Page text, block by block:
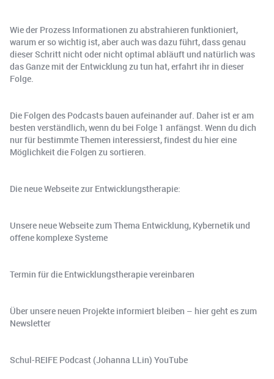
Wie der Prozess Informationen zu abstrahieren funktioniert,
warum er so wichtig ist, aber auch was dazu führt, dass genau
dieser Schritt nicht oder nicht optimal abläuft und natürlich was
das Ganze mit der Entwicklung zu tun hat, erfahrt ihr in dieser
Folge.
Die Folgen des Podcasts bauen aufeinander auf. Daher ist er am
besten verständlich, wenn du bei Folge 1 anfängst. Wenn du dich
nur für bestimmte Themen interessierst, findest du hier eine
Möglichkeit die Folgen zu sortieren.
Die neue Webseite zur Entwicklungstherapie:
Unsere neue Webseite zum Thema Entwicklung, Kybernetik und
offene komplexe Systeme
Termin für die Entwicklungstherapie vereinbaren
Über unsere neuen Projekte informiert bleiben – hier geht es zum
Newsletter
Schul-REIFE Podcast (Johanna LLin) YouTube